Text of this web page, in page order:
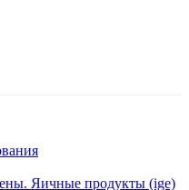
Яичные продукты (ige)